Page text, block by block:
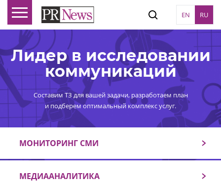
EN RU
Лидер в исследовании
коммуникаций
Составим ТЗ для вашей задачи, разработаем план
и подберем оптимальный комплекс услуг.
МОНИТОРИНГ СМИ
МЕДИААНАЛИТИКА